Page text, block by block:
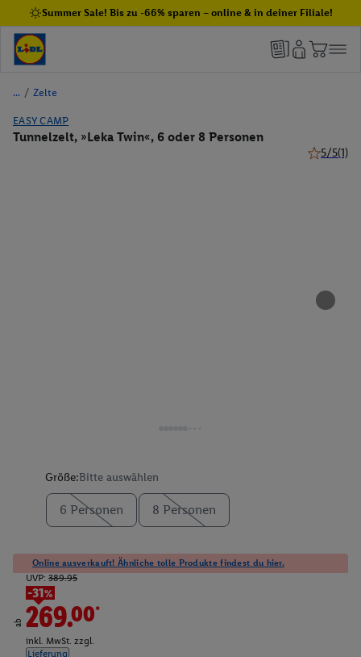
Summer Sale! Bis zu -66% sparen – online & in deiner Filiale!
/ Zelte
EASY CAMP
Tunnelzelt, »Leka Twin«, 6 oder 8 Personen
5/5(1)
Größe:Bitte auswählen
6 Personen 8 Personen
Online ausverkauft! Ähnliche tolle Produkte findest du hier.
ab
UVP: 389.95
-31%
269.00*
inkl. MwSt. zzgl.
Lieferung